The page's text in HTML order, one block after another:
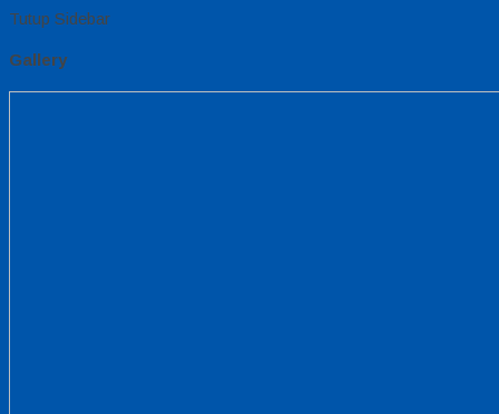
Tutup Sidebar
Gallery